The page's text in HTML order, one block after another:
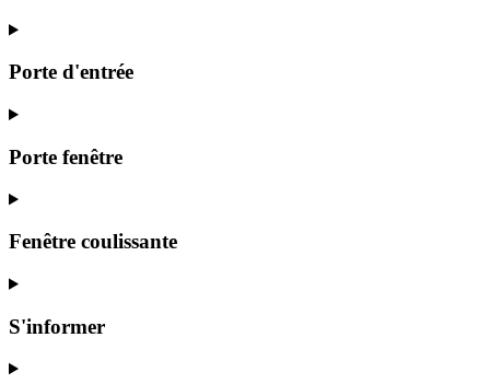
Porte d'entrée
Porte fenêtre
Fenêtre coulissante
S'informer